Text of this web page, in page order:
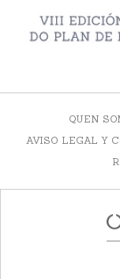
QUEN
AVISO LEGAL Y